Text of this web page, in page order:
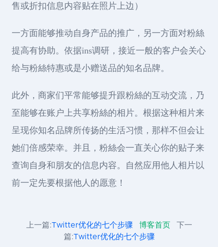
售或折扣信息内容贴在照片上边）
一方面能够推动自身产品的推广，另一方面对粉絲
提高有协助。依据ins调研，接近一般的客户会关心
给与粉絲特惠或是小赠送品的知名品牌。
此外，商家们平常能够提升跟粉絲的互动交流，乃
至能够在账户上共享粉絲的相片。根据这种相片来
呈现你知名品牌所传扬的生活习惯，那样不但会让
她们倍感荣幸。并且，粉絲会一直关心你的贴子来
查询自身和朋友的信息内容。自然应用他人相片以
前一定先要根据他人的愿意！
上一篇:Twitter优化的七个步骤 博客首页
下一
篇:Twitter优化的七个步骤